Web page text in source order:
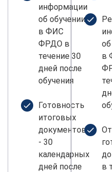
информации
об обучении
в ФИС
ФРДО в
течение 30
дней после
обучения
Готовность
итоговых
документов
- 30
календарных
дней после
в
в